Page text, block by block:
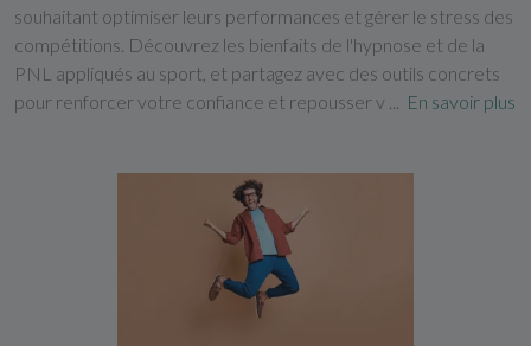
souhaitant optimiser leurs performances et gérer le stress des
compétitions. Découvrez les bienfaits de l'hypnose et de la
PNL appliqués au sport, et partagez avec des outils concrets
pour renforcer votre confiance et repousser v ...
En savoir plus